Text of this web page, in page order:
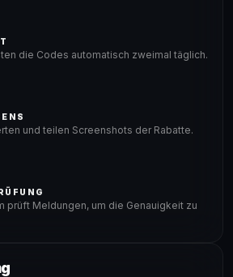
die Codes automatisch zweimal täglich.
und teilen Screenshots der Rabatte.
prüft Meldungen, um die Genauigkeit zu